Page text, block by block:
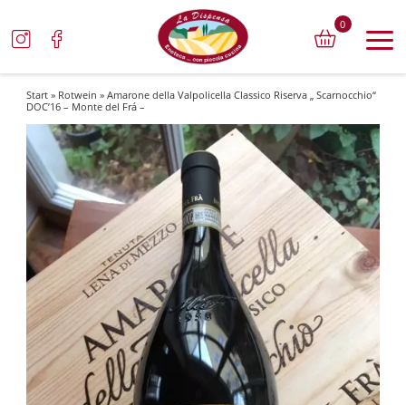
0
Start » Rotwein » Amarone della Valpolicella Classico Riserva „ Scarnocchio“
DOC’16 – Monte del Frá –
🔍